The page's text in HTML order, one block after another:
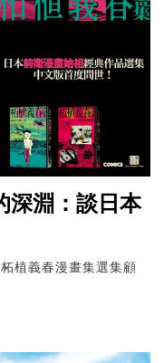
深淵：談日本
植義春漫畫集選集顧